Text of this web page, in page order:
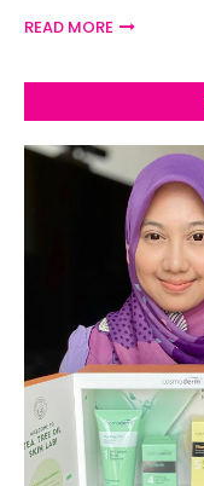
READ MORE